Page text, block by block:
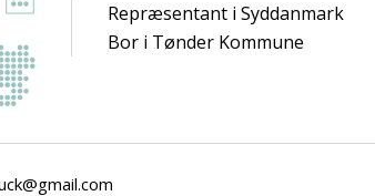
Repræsentant i Syddanmark
Bor i Tønder Kommune